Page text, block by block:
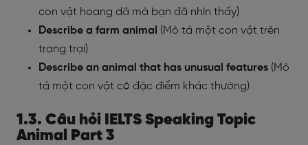
con vật hoang dã mà bạn đã nhìn thấy)
Describe a farm animal (Mô tả một con vật trên
trang trại)
Describe an animal that has unusual features (Mô
tả một con vật có đặc điểm khác thường)
1.3. Câu hỏi IELTS Speaking Topic
Animal Part 3